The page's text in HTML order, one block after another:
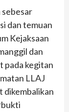
sebesar
dan temuan
Kejaksaan
dan
pada kegitan
LLAJ
dikembalikan